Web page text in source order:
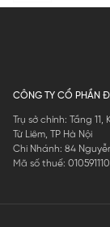
CÔNG TY CỔ PHẦN
Trụ sở chính: Tầng
Từ Liêm, TP Hà Nội
Chi Nhánh: 84
Mã số thuế: